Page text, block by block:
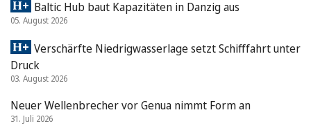
Baltic Hub baut Kapazitäten in Danzig aus
05. August 2026
Verschärfte Niedrigwasserlage setzt Schifffahrt unter
Druck
03. August 2026
Neuer Wellenbrecher vor Genua nimmt Form an
31. Juli 2026